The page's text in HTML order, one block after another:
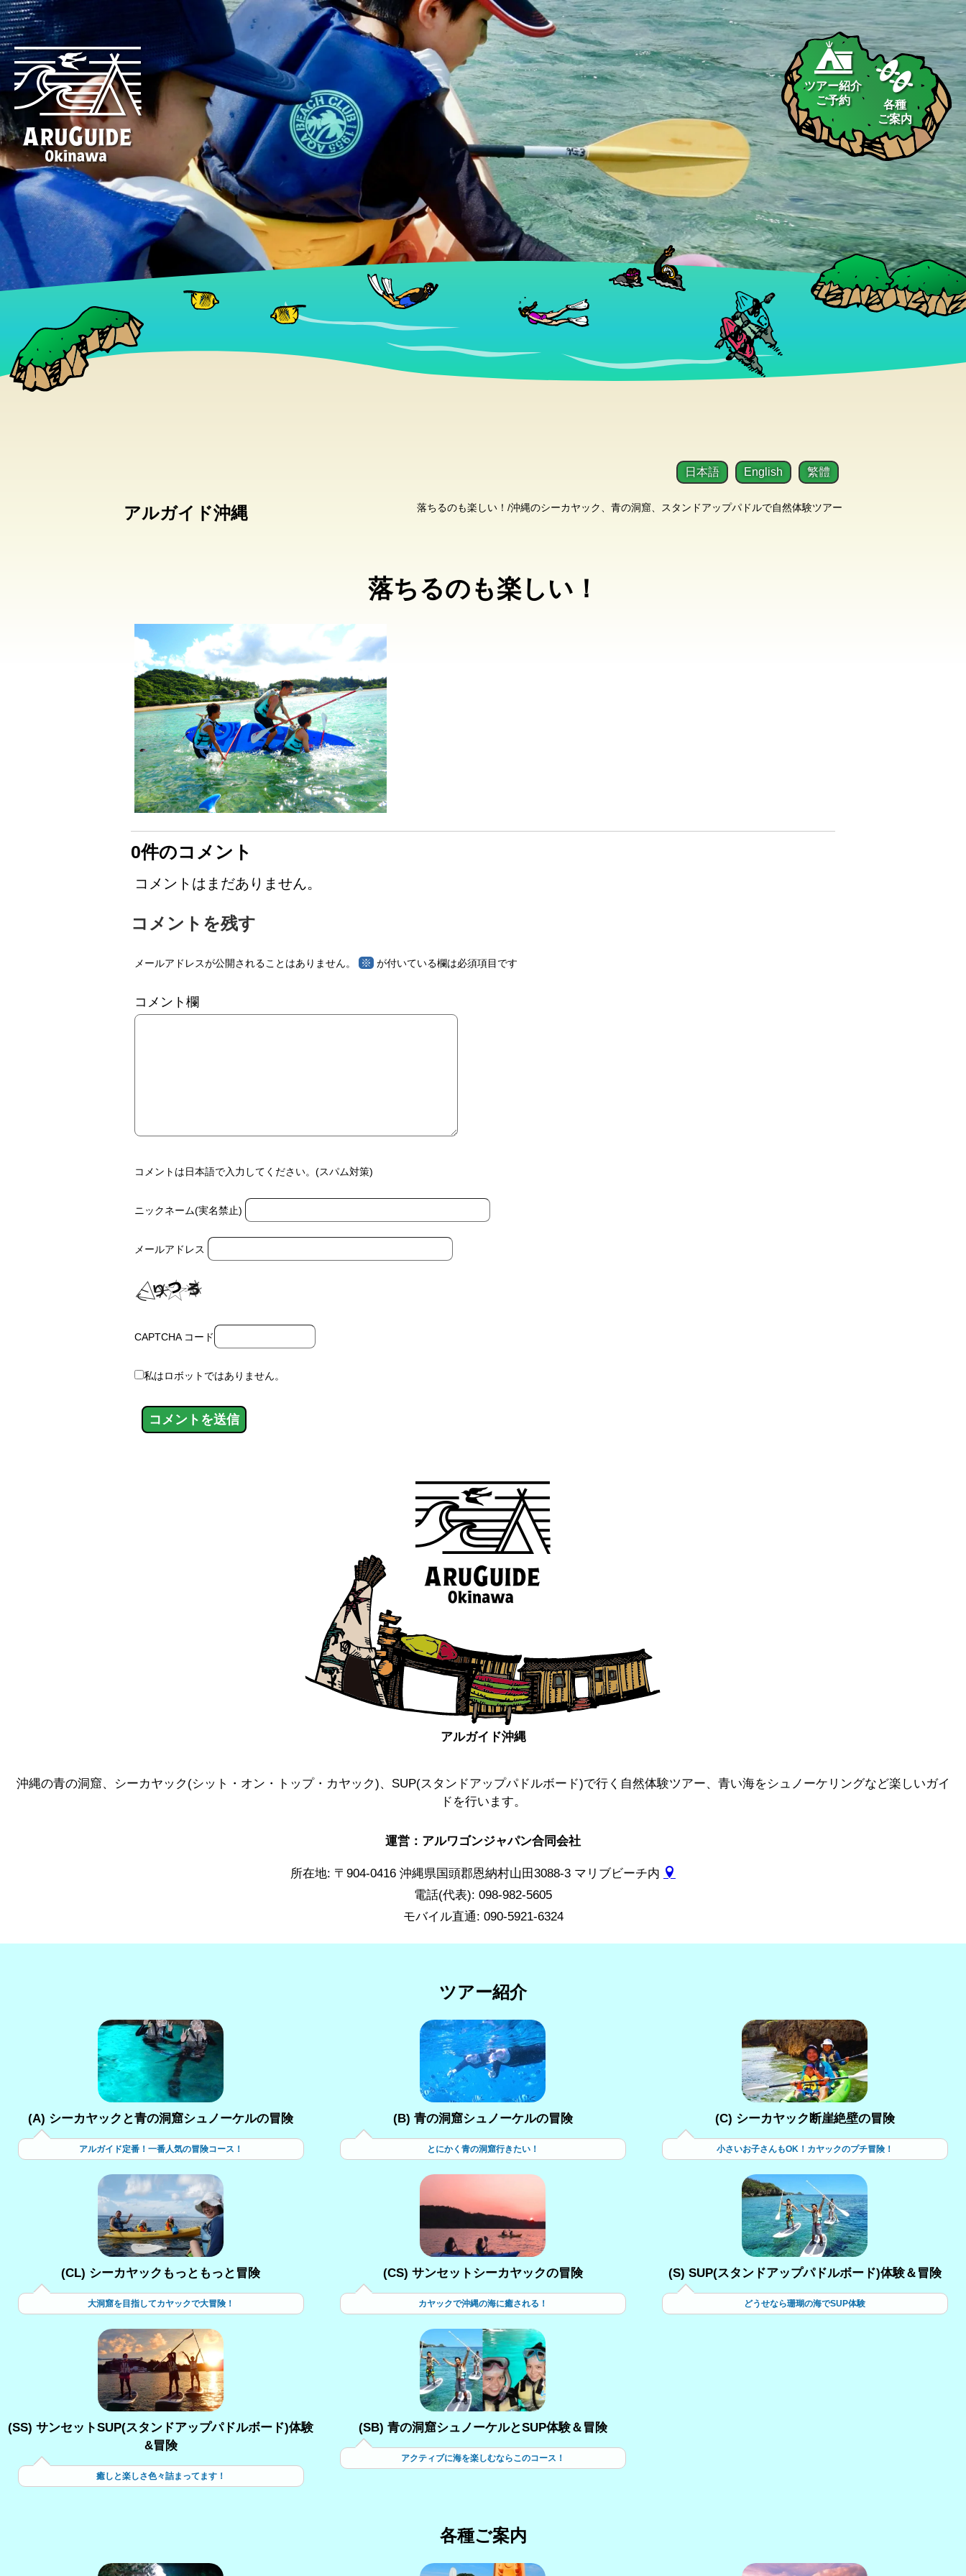
ツアー紹介
ご予約
各種
ご案内
アルガイド沖縄 落ちるのも楽しい！/沖縄のシーカヤック、青の洞窟、スタンドアップパドルで自然体験ツアー
日本語 English 繁體
落ちるのも楽しい！
0件のコメント
コメントはまだありません。
コメントを残す
メールアドレスが公開されることはありません。 ※ が付いている欄は必須項目です
コメント欄
コメントは日本語で入力してください。(スパム対策)
ニックネーム(実名禁止)
メールアドレス
CAPTCHA コード
私はロボットではありません。
アルガイド沖縄
沖縄の青の洞窟、シーカヤック(シット・オン・トップ・カヤック)、SUP(スタンドアップパドルボード)で行く自然体験ツアー、青い海をシュノーケリングなど楽しいガイ
ドを行います。
運営：アルワゴンジャパン合同会社
所在地: 〒904-0416 沖縄県国頭郡恩納村山田3088-3 マリブビーチ内
電話(代表): 098-982-5605
モバイル直通: 090-5921-6324
ツアー紹介
(A) シーカヤックと青の洞窟シュノーケルの冒険
アルガイド定番！一番人気の冒険コース！
(B) 青の洞窟シュノーケルの冒険
とにかく青の洞窟行きたい！
(C) シーカヤック断崖絶壁の冒険
小さいお子さんもOK！カヤックのプチ冒険！
(CL) シーカヤックもっともっと冒険
大洞窟を目指してカヤックで大冒険！
(CS) サンセットシーカヤックの冒険
カヤックで沖縄の海に癒される！
(S) SUP(スタンドアップパドルボード)体験＆冒険
どうせなら珊瑚の海でSUP体験
(SS) サンセットSUP(スタンドアップパドルボード)体験
&冒険
癒しと楽しさ色々詰まってます！
(SB) 青の洞窟シュノーケルとSUP体験＆冒険
アクティブに海を楽しむならこのコース！
各種ご案内